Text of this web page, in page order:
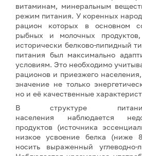
витаминам, минеральным
режим питания. У коренных
рацион которых в основном
рыбных и молочных
исторически белково-липидный
питания был максимально
условиям. Это необходимо
рационов и приезжего
значение не только
но и её качественные
В структуре
населения наблюдается
продуктов (источника
низкое усвоение белка (ниже
носить выраженный углеводно-